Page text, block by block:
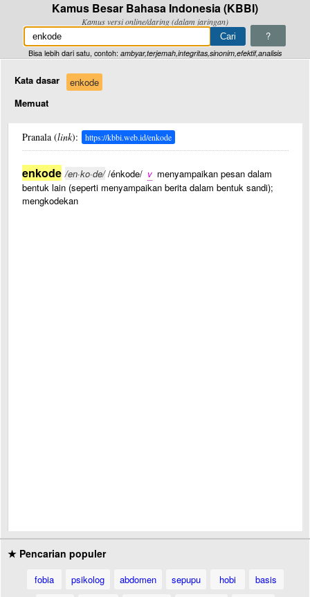
Kamus Besar Bahasa Indonesia (KBBI)
Kamus versi online/daring (dalam jaringan)
?
Bisa lebih dari satu, contoh: ambyar,terjemah,integritas,sinonim,efektif,analisis
Kata dasar
enkode
Memuat
Pranala (link): https://kbbi.web.id/enkode
enkode /en·ko·de//énkode/ v menyampaikan pesan dalam
bentuk lain (seperti menyampaikan berita dalam bentuk sandi);
mengkodekan
★ Pencarian populer
fobia psikolog abdomen sepupu hobi
basis